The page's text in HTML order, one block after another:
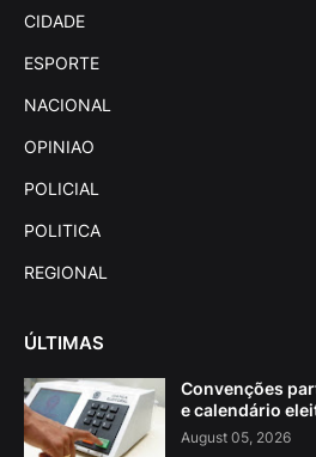
CIDADE
ESPORTE
NACIONAL
OPINIAO
POLICIAL
POLITICA
REGIONAL
ÚLTIMAS
Convenções
e calendário
August 05, 2026